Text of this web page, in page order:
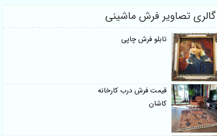
گالری تصاویر فرش ماشینی
تابلو فرش چاپی
قیمت فرش درب کارخانه
کاشان